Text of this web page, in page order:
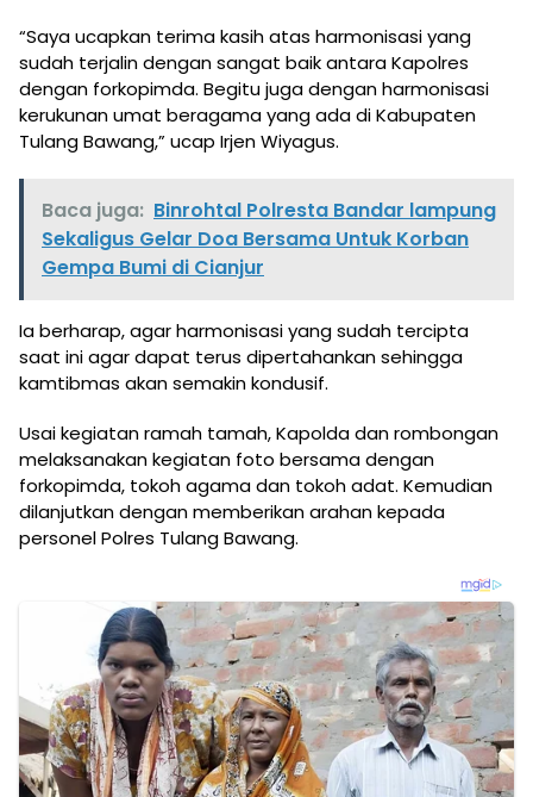
“Saya ucapkan terima kasih atas harmonisasi yang
sudah terjalin dengan sangat baik antara Kapolres
dengan forkopimda. Begitu juga dengan harmonisasi
kerukunan umat beragama yang ada di Kabupaten
Tulang Bawang,” ucap Irjen Wiyagus.
Baca juga: Binrohtal Polresta Bandar lampung
Sekaligus Gelar Doa Bersama Untuk Korban
Gempa Bumi di Cianjur
Ia berharap, agar harmonisasi yang sudah tercipta
saat ini agar dapat terus dipertahankan sehingga
kamtibmas akan semakin kondusif.
Usai kegiatan ramah tamah, Kapolda dan rombongan
melaksanakan kegiatan foto bersama dengan
forkopimda, tokoh agama dan tokoh adat. Kemudian
dilanjutkan dengan memberikan arahan kepada
personel Polres Tulang Bawang.